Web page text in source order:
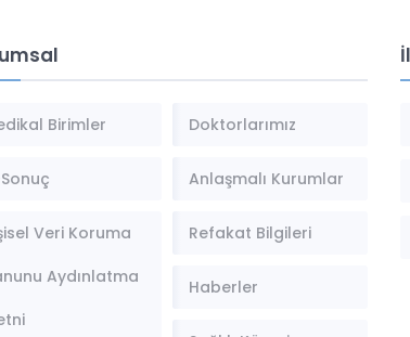
Birimler Doktorlarımız
Anlaşmalı Kurumlar
Veri Koruma
Aydınlatma
Refakat Bilgileri
Haberler